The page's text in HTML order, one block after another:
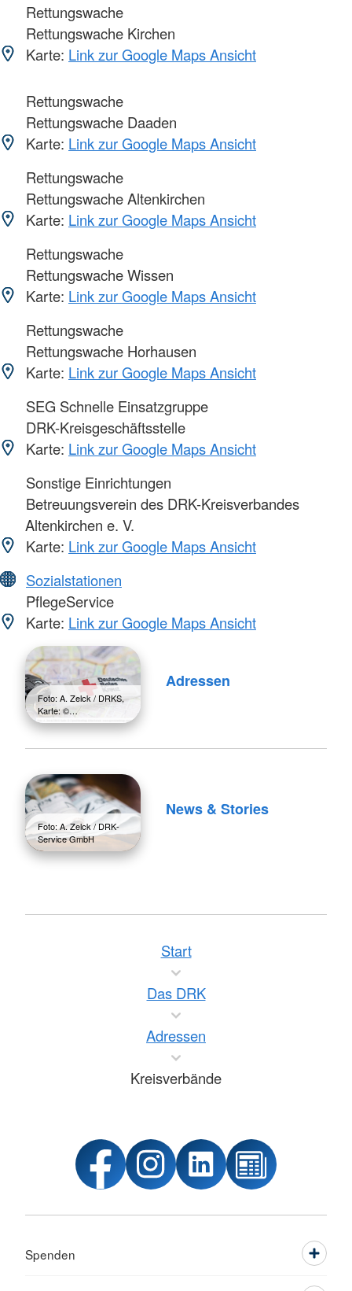
Rettungswache
Rettungswache Kirchen
Karte: Link zur Google Maps Ansicht
Rettungswache
Rettungswache Daaden
Karte: Link zur Google Maps Ansicht
Rettungswache
Rettungswache Altenkirchen
Karte: Link zur Google Maps Ansicht
Rettungswache
Rettungswache Wissen
Karte: Link zur Google Maps Ansicht
Rettungswache
Rettungswache Horhausen
Karte: Link zur Google Maps Ansicht
SEG Schnelle Einsatzgruppe
DRK-Kreisgeschäftsstelle
Karte: Link zur Google Maps Ansicht
Sonstige Einrichtungen
Betreuungsverein des DRK-Kreisverbandes
Altenkirchen e. V.
Karte: Link zur Google Maps Ansicht
Sozialstationen
PflegeService
Karte: Link zur Google Maps Ansicht
Foto: A. Zelck / DRKS,
Karte: ©…
Adressen
Foto: A. Zelck / DRK-
Service GmbH
News & Stories
Start
Das DRK
Adressen
Kreisverbände
Spenden